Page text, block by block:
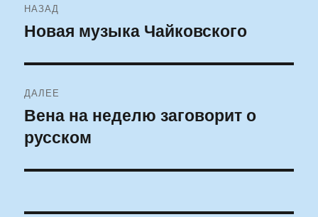
по
НАЗАД
Предыдущая
Новая музыка Чайковского
ДАЛЕЕ
Следующая
запись:
Вена на неделю заговорит о
русском